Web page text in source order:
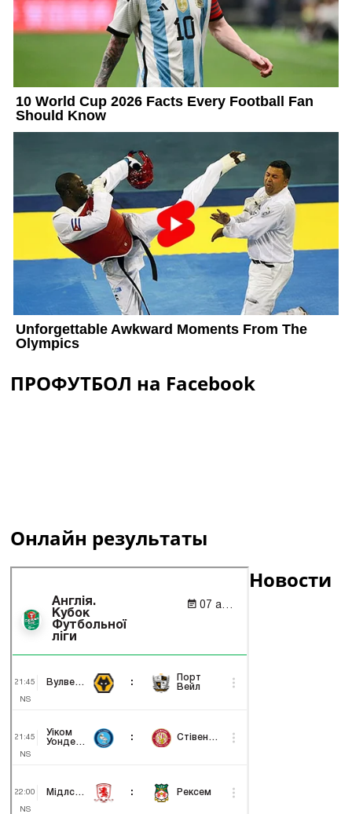
ПРОФУТБОЛ на Facebook
Онлайн результаты
Новости